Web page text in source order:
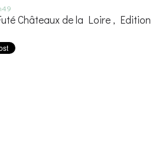
Châteaux de la Loire , Edition